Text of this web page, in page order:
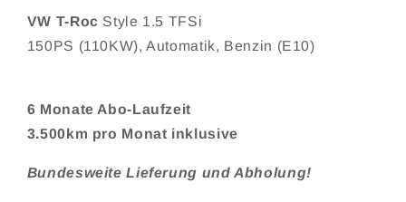
VW T-Roc Style 1.5 TFSi
150PS (110KW), Automatik, Benzin (E10)
6 Monate Abo-Laufzeit
3.500km pro Monat inklusive
Bundesweite Lieferung und Abholung!